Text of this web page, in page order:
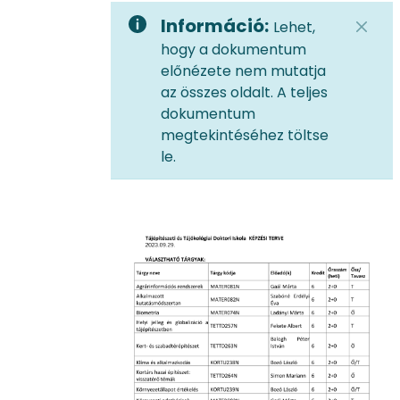
Információ: Lehet,
hogy a dokumentum
előnézete nem mutatja
az összes oldalt. A teljes
dokumentum
megtekintéséhez töltse
le.